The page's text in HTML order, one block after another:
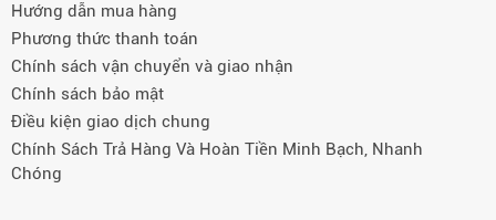
Hướng dẫn mua hàng
Phương thức thanh toán
Chính sách vận chuyển và giao nhận
Chính sách bảo mật
Điều kiện giao dịch chung
Chính Sách Trả Hàng Và Hoàn Tiền Minh Bạch, Nhanh
Chóng